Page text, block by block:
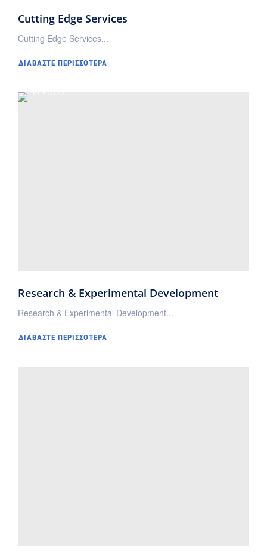
Cutting Edge Services
Cutting Edge Services...
ΔΙΑΒΆΣΤΕ ΠΕΡΙΣΣΌΤΕΡΑ
Research & Experimental Development
Research & Experimental Development...
ΔΙΑΒΆΣΤΕ ΠΕΡΙΣΣΌΤΕΡΑ